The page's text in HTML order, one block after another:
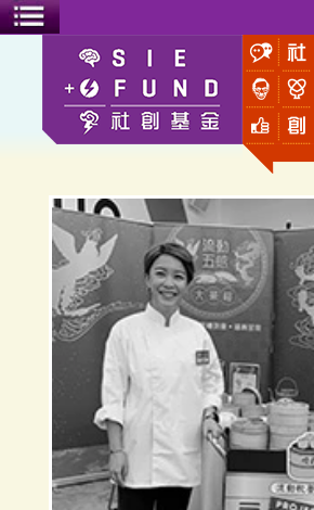
選單開關
The Project Futurus